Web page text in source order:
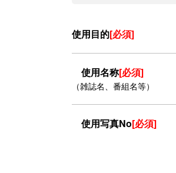
使用目的[必須]
使用名称[必須]
（雑誌名、番組名等）
使用写真No[必須]